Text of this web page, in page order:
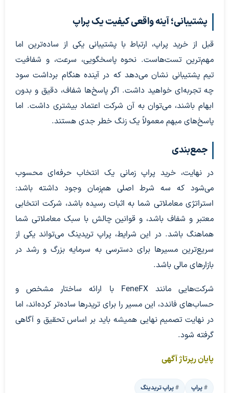
پشتیبانی؛ آینه واقعی کیفیت یک پراپ
قبل از خرید پراپ، ارتباط با پشتیبانی یکی از ساده‌ترین اما
مهم‌ترین تست‌هاست. نحوه پاسخگویی، سرعت، و شفافیت
تیم پشتیبانی نشان می‌دهد که در آینده هنگام برداشت سود
چه تجربه‌ای خواهید داشت. اگر پاسخ‌ها شفاف، دقیق و بدون
ابهام باشند، می‌توان به آن شرکت اعتماد بیشتری داشت. اما
پاسخ‌های مبهم معمولاً یک زنگ خطر جدی هستند.
جمع‌بندی
در نهایت، خرید پراپ زمانی یک انتخاب حرفه‌ای محسوب
می‌شود که سه شرط اصلی هم‌زمان وجود داشته باشد:
استراتژی معاملاتی شما به اثبات رسیده باشد، شرکت انتخابی
معتبر و شفاف باشد، و قوانین چالش با سبک معاملاتی شما
هماهنگ باشد. در این شرایط، پراپ تریدینگ می‌تواند یکی از
سریع‌ترین مسیرها برای دسترسی به سرمایه بزرگ و رشد در
بازارهای مالی باشد.
شرکت‌هایی مانند FeneFX با ارائه ساختار مشخص و
حساب‌های فاندد، این مسیر را برای تریدرها ساده‌تر کرده‌اند، اما
در نهایت تصمیم نهایی همیشه باید بر اساس تحقیق و آگاهی
گرفته شود.
پایان رپرتاژ آگهی
پراپ پراپ تریدینگ